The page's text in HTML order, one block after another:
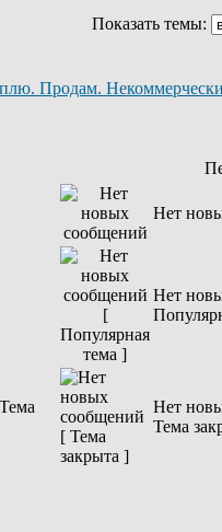
Показать темы:
Продам.
Нет
Нет
Нет
Тема